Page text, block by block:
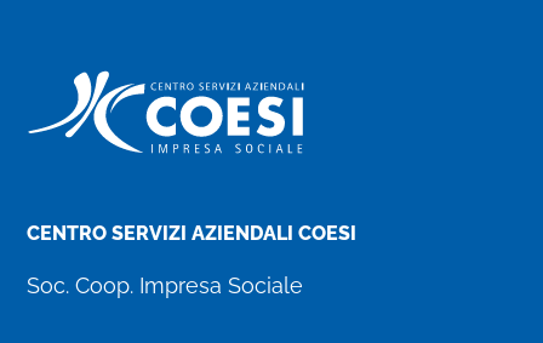
CENTRO SERVIZI AZIENDALI COESI
Soc. Coop. Impresa Sociale